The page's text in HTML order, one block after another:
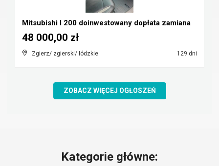
Mitsubishi l 200 doinwestowany dopłata zamiana
Zgierz/ zgierski/ łódzkie 129 dni
48 000,00 zł
ZOBACZ WIĘCEJ OGŁOSZEŃ
Kategorie główne: